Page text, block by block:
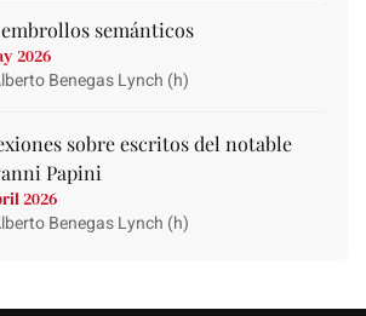
semánticos
2026
Benegas Lynch (h)
sobre escritos del notable
Papini
2026
Benegas Lynch (h)